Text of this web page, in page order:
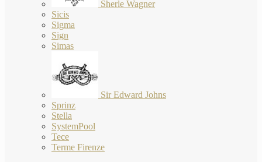
Sherle Wagner
Sicis
Sigma
Sign
Simas
Sir Edward Johns
Sprinz
Stella
SystemPool
Tece
Terme Firenze